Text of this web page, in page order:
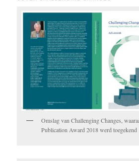
Omslag van Challenging Changes,
Publication Award 2018 werd toegekend